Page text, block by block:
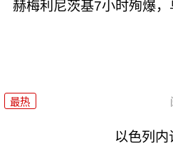
赫梅利尼茨基7小时殉爆
最热
以色列